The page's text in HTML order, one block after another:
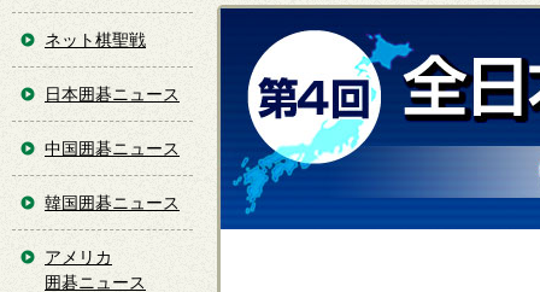
ネット棋聖戦
日本囲碁ニュース
中国囲碁ニュース
韓国囲碁ニュース
アメリカ
囲碁ニュース